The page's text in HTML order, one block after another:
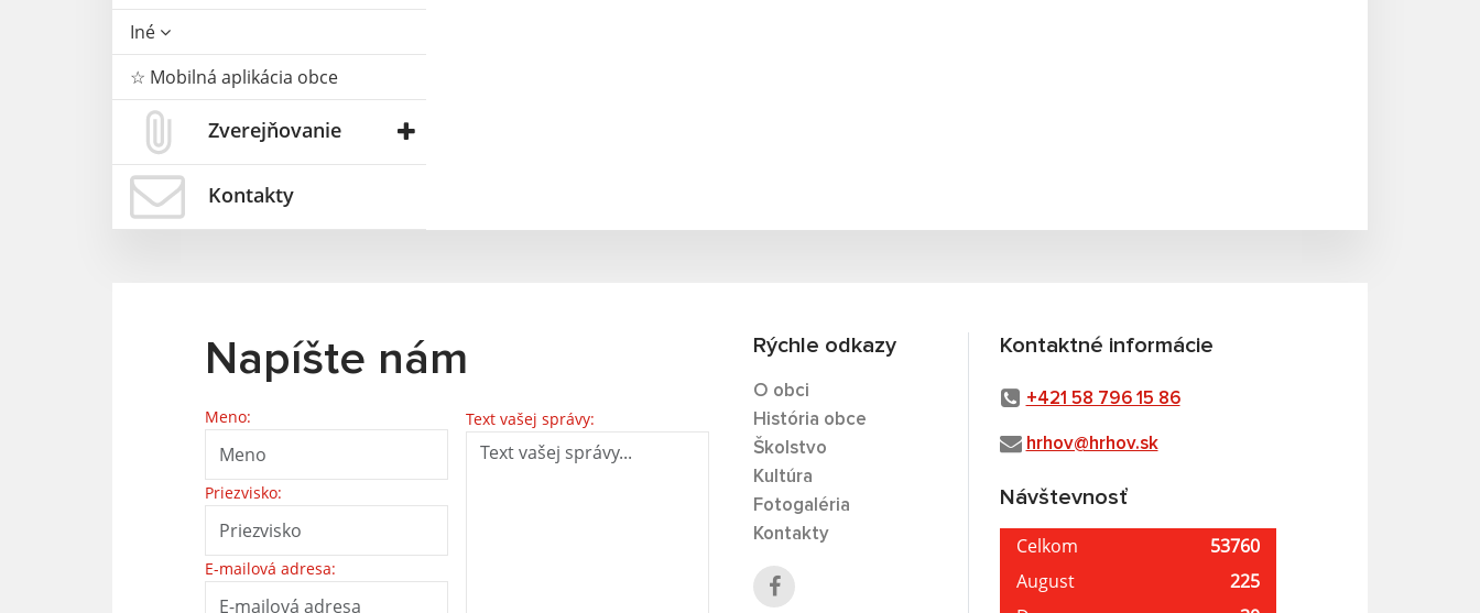
Iné
☆ Mobilná aplikácia obce
Zverejňovanie
Kontakty
Napíšte nám
Meno:
Priezvisko:
E-mailová adresa:
Text vašej správy:
Rýchle odkazy
O obci
História obce
Školstvo
Kultúra
Fotogaléria
Kontakty
Kontaktné informácie
+421 58 796 15 86
hrhov@hrhov.sk
Návštevnosť